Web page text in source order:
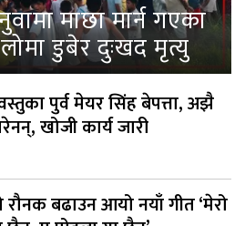
माछा मार्न गएका
डुबेर दुःखद मृत्यु
पुर्व मेयर सिंह बेपत्ता, अझै
खोजी कार्य जारी
बढाउन आयो नयाँ गीत ‘मेरो